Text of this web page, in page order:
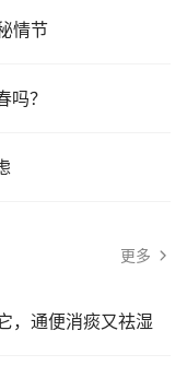
情节
吗？
更多
，通便消痰又祛湿